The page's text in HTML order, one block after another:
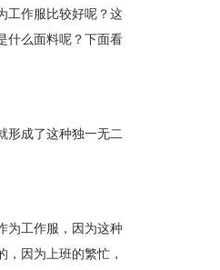
工作服比较好呢？这
什么面料呢？下面看
形成了这种独一无二
为工作服，因为这种
因为上班的繁忙，